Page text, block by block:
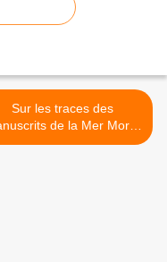
Sur les traces des
de la Mer Morte
>